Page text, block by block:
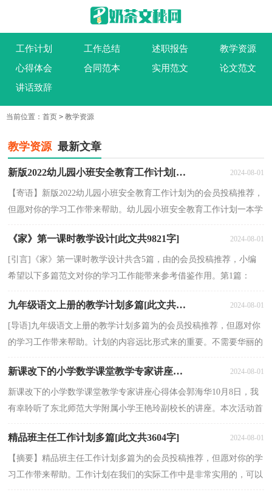
工作计划 工作总结 述职报告
教学资源
心得体会
合同范本 实用范文
论文范文
讲话致辞
当前位置： 首页 > 教学资源
教学资源 最新文章
新版2022幼儿园小班安全教育工作计划[此文共7652字] 2024-08-01
【寄语】新版2022幼儿园小班安全教育工作计划为的会员投稿推荐，
但愿对你的学习工作带来帮助。幼儿园小班安全教育工作计划一本学
《家》第一课时教学设计[此文共9821字] 2024-08-01
[引言]《家》第一课时教学设计共含5篇，由的会员投稿推荐，小编
希望以下多篇范文对你的学习工作能带来参考借鉴作用。第1篇：
九年级语文上册的教学计划多篇[此文共4969字] 2024-08-01
[导语]九年级语文上册的教学计划多篇为的会员投稿推荐，但愿对你
的学习工作带来帮助。计划的内容远比形式来的重要。不需要华丽的
新课改下的小学数学课堂教学专家讲座心得体会[此文共1508字] 2024-08-01
新课改下的小学数学课堂教学专家讲座心得体会郭海华10月8日，我
有幸聆听了东北师范大学附属小学王艳玲副校长的讲座。本次活动首
精品班主任工作计划多篇[此文共3604字] 2024-08-01
【摘要】精品班主任工作计划多篇为的会员投稿推荐，但愿对你的学
习工作带来帮助。工作计划在我们的实际工作中是非常实用的，可以